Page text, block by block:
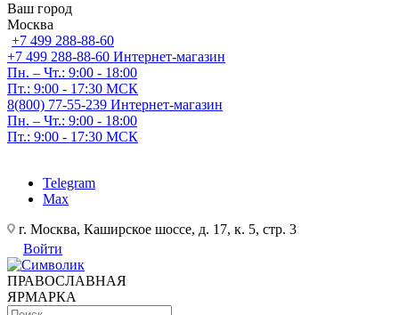
Ваш город
Москва
+7 499 288-88-60
+7 499 288-88-60 Интернет-магазин
Пн. – Чт.: 9:00 - 18:00
Пт.: 9:00 - 17:30 МСК
8(800) 77-55-239 Интернет-магазин
Пн. – Чт.: 9:00 - 18:00
Пт.: 9:00 - 17:30 МСК
Telegram
Max
г. Москва, Каширское шоссе, д. 17, к. 5, стр. 3
Войти
ПРАВОСЛАВНАЯ
ЯРМАРКА